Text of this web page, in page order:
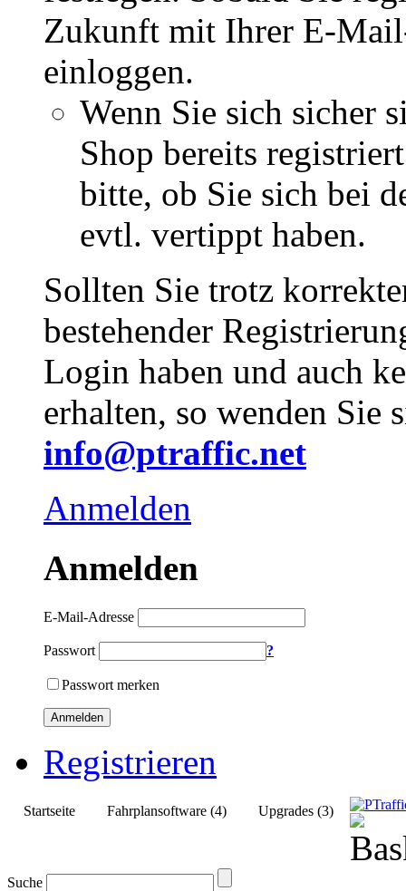
Zukunft mit Ihrer E-
einloggen.
Wenn Sie sich sicher
Shop bereits
bitte, ob Sie sich bei
evtl. vertippt haben.
Sollten Sie trotz
bestehender
Login haben und auch
erhalten, so wenden
info@ptraffic.net
Anmelden
Anmelden
E-Mail-Adresse
Passwort ?
Passwort merken
Anmelden
Registrieren
Startseite Fahrplansoftware (4) Upgrades (3)
Suche